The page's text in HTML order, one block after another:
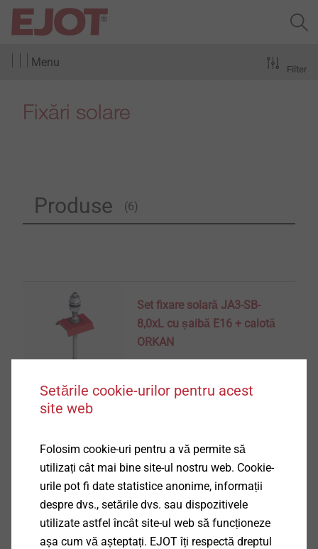
Menu
Fixări solare
Produse (6)
Filter
Set fixare solară JA3-SB-
8,0xL cu șaibă E16 + calotă
ORKAN
Set fixare solară JA3-SB-
8,0xL cu șaibă FZD din
fibrociment
Vizualizare produs
Setările cookie-urilor pentru acest
site web
Folosim cookie-uri pentru a vă permite să
utilizați cât mai bine site-ul nostru web. Cookie-
urile pot fi date statistice anonime, informații
despre dvs., setările dvs. sau dispozitivele
utilizate astfel încât site-ul web să funcționeze
așa cum vă așteptați. EJOT îți respectă dreptul